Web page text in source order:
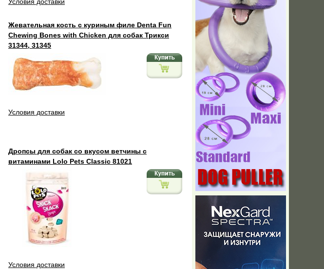
Жевательная кость с куриным филе Denta Fun
Chewing Bones with Chicken для собак Трикси
31344, 31345
Условия доставки
Дропсы для собак со вкусом ветчины с
витаминами Lolo Pets Classic 81021
Условия доставки